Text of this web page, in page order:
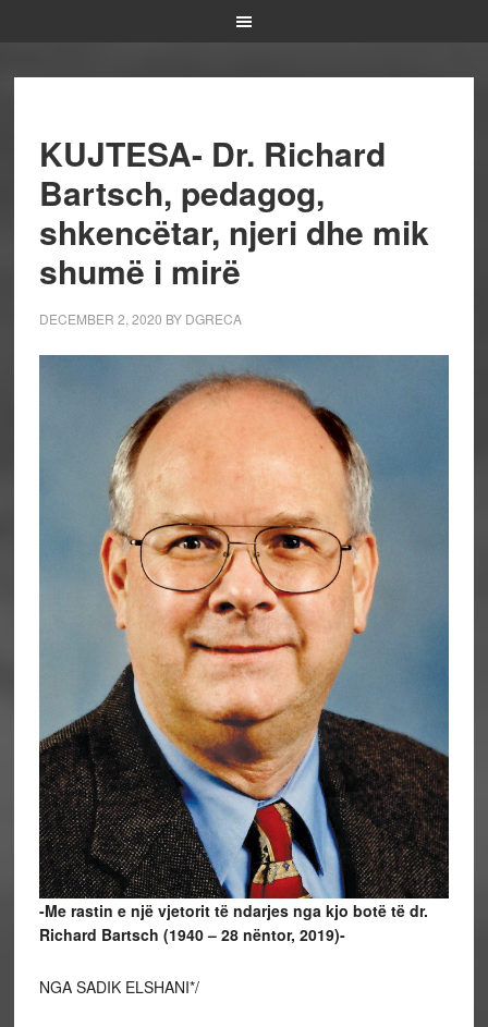
KUJTESA- Dr. Richard
Bartsch, pedagog,
shkencëtar, njeri dhe mik
shumë i mirë
DECEMBER 2, 2020 BY DGRECA
-Me rastin e një vjetorit të ndarjes nga kjo botë të dr.
Richard Bartsch (1940 – 28 nëntor, 2019)-
NGA SADIK ELSHANI*/